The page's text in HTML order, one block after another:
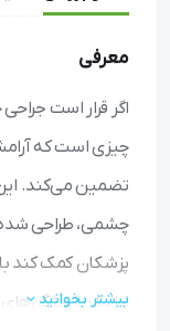
معرفی
اگر قرار است
چیزی است که
تضمین می‌کند.
چشمی، طراحی
پزشکان کمک کند
لیزیک با
بیشتر بخوانید